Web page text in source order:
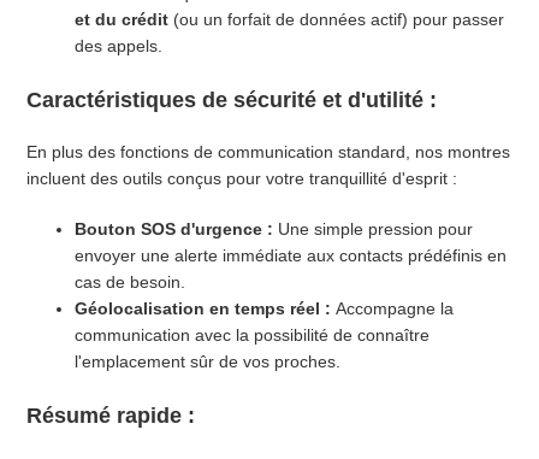
et du crédit (ou un forfait de données actif) pour passer
des appels.
Caractéristiques de sécurité et d'utilité :
En plus des fonctions de communication standard, nos montres
incluent des outils conçus pour votre tranquillité d'esprit :
Bouton SOS d'urgence : Une simple pression pour
envoyer une alerte immédiate aux contacts prédéfinis en
cas de besoin.
Géolocalisation en temps réel : Accompagne la
communication avec la possibilité de connaître
l'emplacement sûr de vos proches.
Résumé rapide :